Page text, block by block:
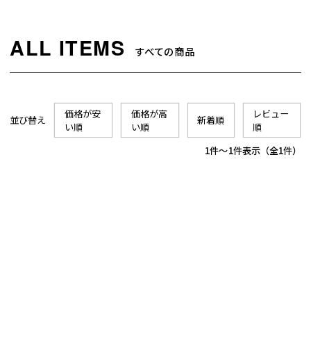
すべての商品
並び替え
価格が安
い順
価格が高
い順
新着順
レビュー
順
1
1 -1件表示